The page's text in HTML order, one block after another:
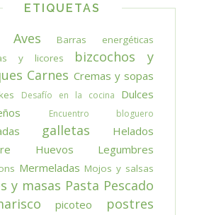
ETIQUETAS
Aves
Barras energéticas
y licores
bizcochos y
Carnes Cremas y sopas
Desafío en la cocina
Dulces
Encuentro bloguero
galletas
Helados
Huevos Legumbres
Mermeladas Mojos y salsas
y masas Pasta Pescado
picoteo postres